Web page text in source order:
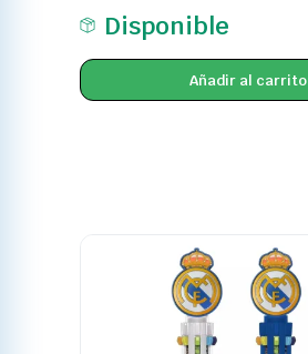
Disponible
Añadir al carrito